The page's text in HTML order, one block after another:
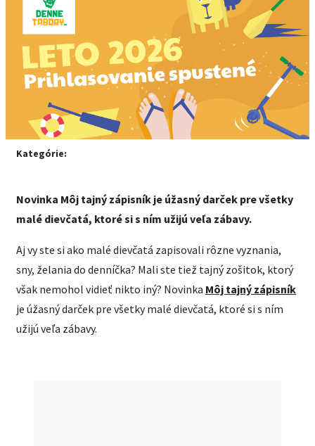
Kategórie:
Novinka Môj tajný zápisník je úžasný darček pre všetky
malé dievčatá, ktoré si s ním užijú veľa zábavy.
Aj vy ste si ako malé dievčatá zapisovali rôzne vyznania,
sny, želania do denníčka? Mali ste tiež tajný zošitok, ktorý
však nemohol vidieť nikto iný? Novinka Môj tajný zápisník
je úžasný darček pre všetky malé dievčatá, ktoré si s ním
užijú veľa zábavy.